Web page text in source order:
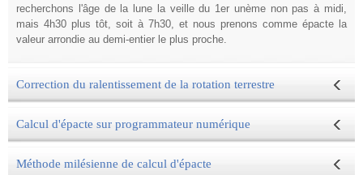
recherchons l'âge de la lune la veille du 1er unème non pas à midi,
mais 4h30 plus tôt, soit à 7h30, et nous prenons comme épacte la
valeur arrondie au demi-entier le plus proche.
Correction du ralentissement de la rotation terrestre
Calcul d'épacte sur programmateur numérique
Méthode milésienne de calcul d'épacte